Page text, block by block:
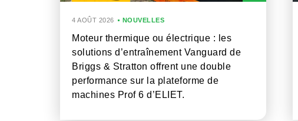
4 AOÛT 2026 NOUVELLES
Moteur thermique ou électrique : les
solutions d’entraînement Vanguard de
Briggs & Stratton offrent une double
performance sur la plateforme de
machines Prof 6 d’ELIET.